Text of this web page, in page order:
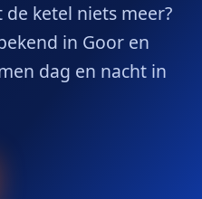
ketel niets meer?
in Goor en
dag en nacht in